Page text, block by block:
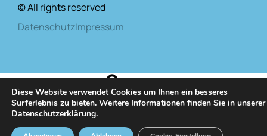
© All rights reserved
DatenschutzImpressum
Diese Website verwendet Cookies um Ihnen ein besseres
Surferlebnis zu bieten. Weitere Informationen finden Sie in unserer
Datenschutzerklärung.